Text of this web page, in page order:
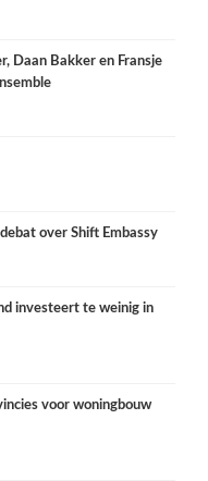
Daan Bakker en Fransje
over Shift Embassy
investeert te weinig in
voor woningbouw